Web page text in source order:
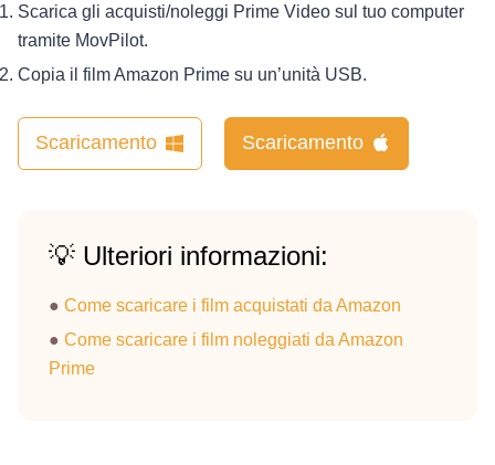
Scarica gli acquisti/noleggi Prime Video sul tuo computer
tramite MovPilot.
Copia il film Amazon Prime su un’unità USB.
Scaricamento Scaricamento
💡 Ulteriori informazioni:
●Come scaricare i film acquistati da Amazon
●Come scaricare i film noleggiati da Amazon
Prime